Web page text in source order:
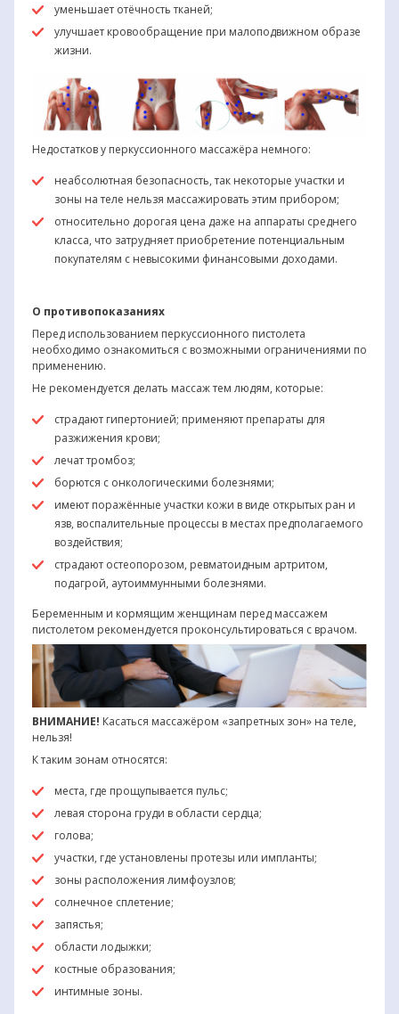
уменьшает отёчность тканей;
улучшает кровообращение при малоподвижном образе
жизни.
Недостатков у перкуссионного массажёра немного:
неабсолютная безопасность, так некоторые участки и
зоны на теле нельзя массажировать этим прибором;
относительно дорогая цена даже на аппараты среднего
класса, что затрудняет приобретение потенциальным
покупателям с невысокими финансовыми доходами.
О противопоказаниях
Перед использованием перкуссионного пистолета
необходимо ознакомиться с возможными ограничениями по
применению.
Не рекомендуется делать массаж тем людям, которые:
страдают гипертонией; применяют препараты для
разжижения крови;
лечат тромбоз;
борются с онкологическими болезнями;
имеют поражённые участки кожи в виде открытых ран и
язв, воспалительные процессы в местах предполагаемого
воздействия;
страдают остеопорозом, ревматоидным артритом,
подагрой, аутоиммунными болезнями.
Беременным и кормящим женщинам перед массажем
пистолетом рекомендуется проконсультироваться с врачом.
ВНИМАНИЕ! Касаться массажёром «запретных зон» на теле,
нельзя!
К таким зонам относятся:
места, где прощупывается пульс;
левая сторона груди в области сердца;
голова;
участки, где установлены протезы или импланты;
зоны расположения лимфоузлов;
солнечное сплетение;
запястья;
области лодыжки;
костные образования;
интимные зоны.